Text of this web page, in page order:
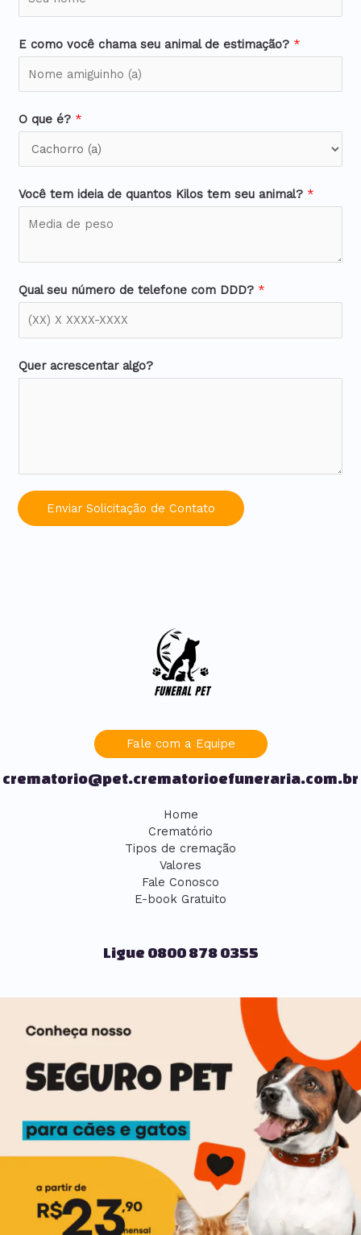
E como você chama seu animal de estimação? *
O que é? *
Você tem ideia de quantos Kilos tem seu animal? *
Qual seu número de telefone com DDD? *
Quer acrescentar algo?
Enviar Solicitação de Contato
Fale com a Equipe
crematorio@pet.crematorioefuneraria.com.br
Home
Crematório
Tipos de cremação
Valores
Fale Conosco
E-book Gratuito
Ligue 0800 878 0355